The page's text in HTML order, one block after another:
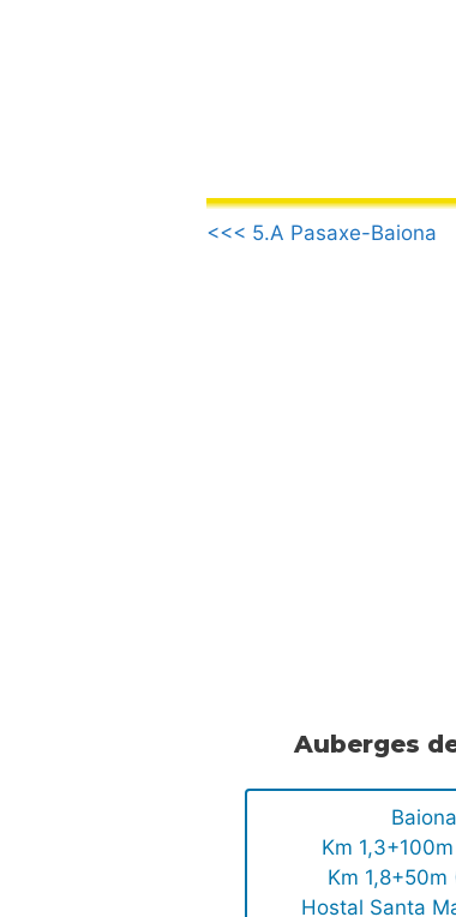
.
<<< 5.A Pasaxe-Baiona
Auberges
Baiona
Km
Km 1,8+50m
Hostal Santa